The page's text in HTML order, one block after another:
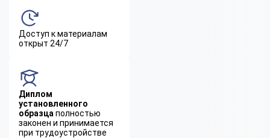
Доступ к материалам
открыт 24/7
Диплом
установленного
образца полностью
законен и принимается
при трудоустройстве